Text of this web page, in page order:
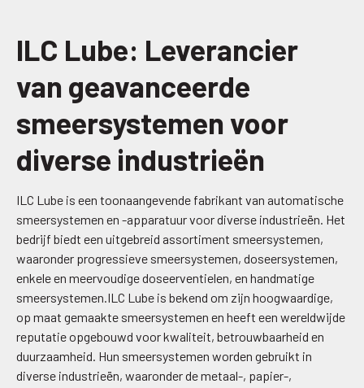
ILC Lube: Leverancier
van geavanceerde
smeersystemen voor
diverse industrieën
ILC Lube is een toonaangevende fabrikant van automatische
smeersystemen en -apparatuur voor diverse industrieën. Het
bedrijf biedt een uitgebreid assortiment smeersystemen,
waaronder progressieve smeersystemen, doseersystemen,
enkele en meervoudige doseerventielen, en handmatige
smeersystemen.ILC Lube is bekend om zijn hoogwaardige,
op maat gemaakte smeersystemen en heeft een wereldwijde
reputatie opgebouwd voor kwaliteit, betrouwbaarheid en
duurzaamheid. Hun smeersystemen worden gebruikt in
diverse industrieën, waaronder de metaal-, papier-,